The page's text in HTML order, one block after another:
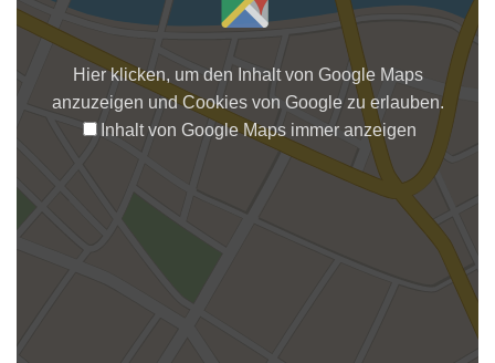
Hier klicken, um den Inhalt von Google Maps
anzuzeigen und Cookies von Google zu erlauben.
Inhalt von Google Maps immer anzeigen